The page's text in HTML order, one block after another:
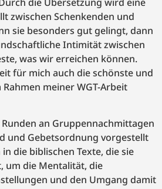
zwischen Schenkenden und
sie besonders gut gelingt, dann
Intimität zwischen
was wir erreichen können.
für mich auch die schönste und
meiner WGT-Arbeit
an Gruppennachmittagen
und Gebetsordnung vorgestellt
die biblischen Texte, die sie
um die Mentalität, die
und den Umgang damit